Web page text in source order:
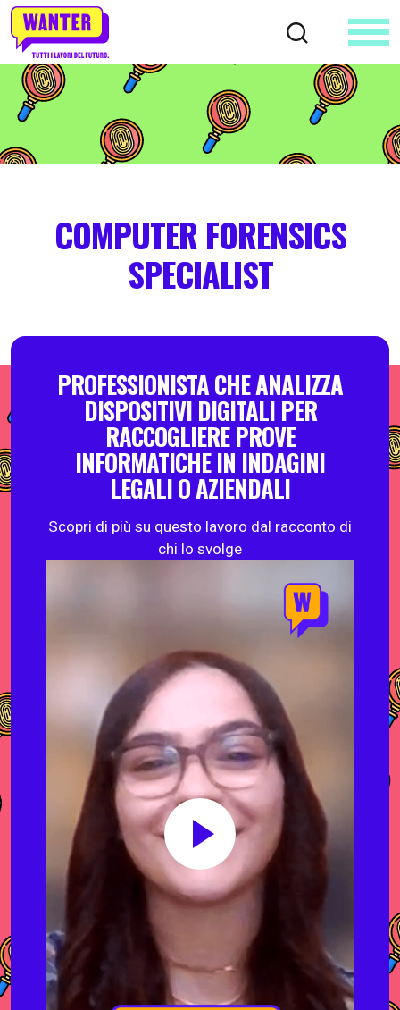
COMPUTER FORENSICS
SPECIALIST
PROFESSIONISTA CHE ANALIZZA
DISPOSITIVI DIGITALI PER
RACCOGLIERE PROVE
INFORMATICHE IN INDAGINI
LEGALI O AZIENDALI
Scopri di più su questo lavoro dal racconto di
chi lo svolge